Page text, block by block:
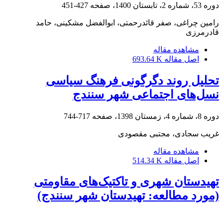
دوره 53، شماره 2، تابستان 1400، صفحه 427-451
رامین چراغی، صفر قائدرحمتی، ابوالفضل مشکینی، حامد
قادرمرزی
مشاهده مقاله
اصل مقاله 693.64 K
تحلیل روند دگرگونی فرهنگ سیاسی
نسل‌های اجتماعی شهر سنندج
دوره 8، شماره 4، زمستان 1398، صفحه 717-744
غریب سجادی، مجتبی مقصودی
مشاهده مقاله
اصل مقاله 514.34 K
تهیدستان شهری و تاکتیک‌های مقاومتی
(مورد مطالعه: تهیدستان شهر سنندج)